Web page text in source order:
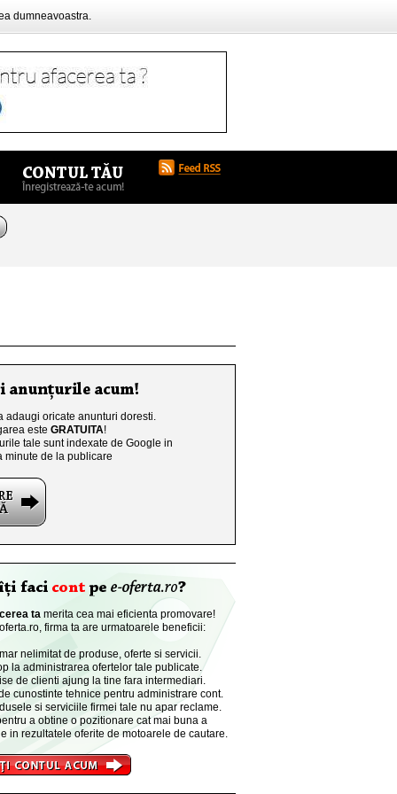
dumneavoastra.
adaugi oricate anunturi doresti.
este GRATUITA!
tale sunt indexate de Google in
minute de la publicare
ta merita cea mai eficienta promovare!
firma ta are urmatoarele beneficii:
nelimitat de produse, oferte si servicii.
la administrarea ofertelor tale publicate.
de clienti ajung la tine fara intermediari.
cunostinte tehnice pentru administrare cont.
si serviciile firmei tale nu apar reclame.
a obtine o pozitionare cat mai buna a
in rezultatele oferite de motoarele de cautare.